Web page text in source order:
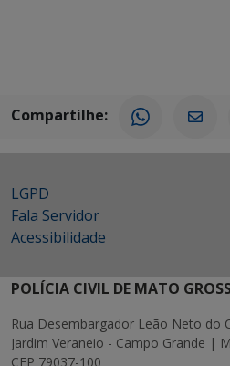
Compartilhe:
LGPD
Fala Servidor
Acessibilidade
POLÍCIA CIVIL DE MATO
Rua Desembargador Leão Neto do
Jardim Veraneio - Campo Grande |
CEP 79037-100